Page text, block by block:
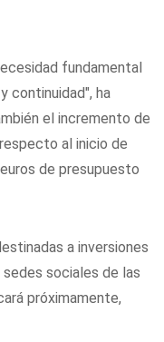
fundamental
continuidad", ha
el incremento de
al inicio de
de presupuesto
a inversiones
sociales de las
próximamente,